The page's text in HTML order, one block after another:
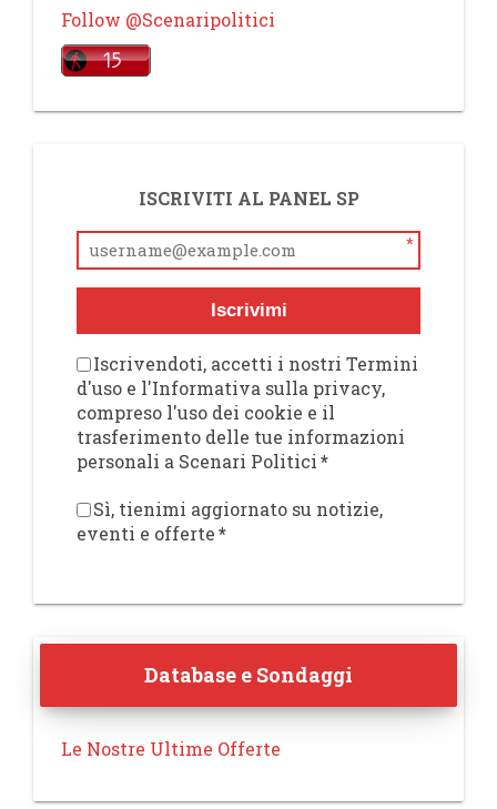
Follow @Scenaripolitici
ISCRIVITI AL PANEL SP
*
Iscrivimi
Iscrivendoti, accetti i nostri Termini
d'uso e l'Informativa sulla privacy,
compreso l'uso dei cookie e il
trasferimento delle tue informazioni
personali a Scenari Politici*
Sì, tienimi aggiornato su notizie,
eventi e offerte*
Database e Sondaggi
Le Nostre Ultime Offerte